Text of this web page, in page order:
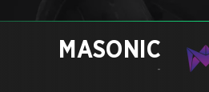
MASONIC
-